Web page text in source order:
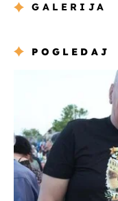
GALERIJA
POGLEDAJ